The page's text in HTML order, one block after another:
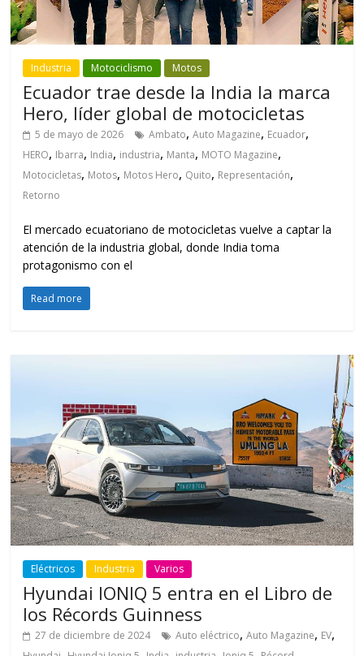
Industria Motociclismo Motos
Ecuador trae desde la India la marca
Hero, líder global de motocicletas
5 de mayo de 2026 Ambato,Auto Magazine, Ecuador,
HERO, Ibarra, India, industria, Manta, MOTO Magazine,
Motocicletas, Motos, Motos Hero, Quito, Representación,
Retorno
El mercado ecuatoriano de motocicletas vuelve a captar la
atención de la industria global, donde India toma
protagonismo con el
Read more
Eléctricos Industria Varios
Hyundai IONIQ 5 entra en el Libro de
los Récords Guinness
27 de diciembre de 2024 Auto eléctrico,Auto Magazine, EV,